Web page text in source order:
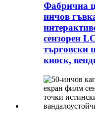
Фабрична
инчов
сензорен
търговски
киоск,